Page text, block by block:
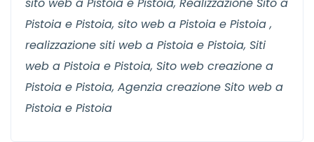
Pistoia e Pistoia, sito web a Pistoia e Pistoia ,
realizzazione siti web a Pistoia e Pistoia, Siti
web a Pistoia e Pistoia, Sito web creazione a
Pistoia e Pistoia, Agenzia creazione Sito web a
Pistoia e Pistoia